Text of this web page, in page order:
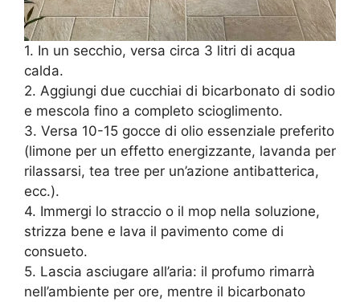
1. In un secchio, versa circa 3 litri di acqua
calda.
2. Aggiungi due cucchiai di bicarbonato di sodio
e mescola fino a completo scioglimento.
3. Versa 10-15 gocce di olio essenziale preferito
(limone per un effetto energizzante, lavanda per
rilassarsi, tea tree per un’azione antibatterica,
ecc.).
4. Immergi lo straccio o il mop nella soluzione,
strizza bene e lava il pavimento come di
consueto.
5. Lascia asciugare all’aria: il profumo rimarrà
nell’ambiente per ore, mentre il bicarbonato